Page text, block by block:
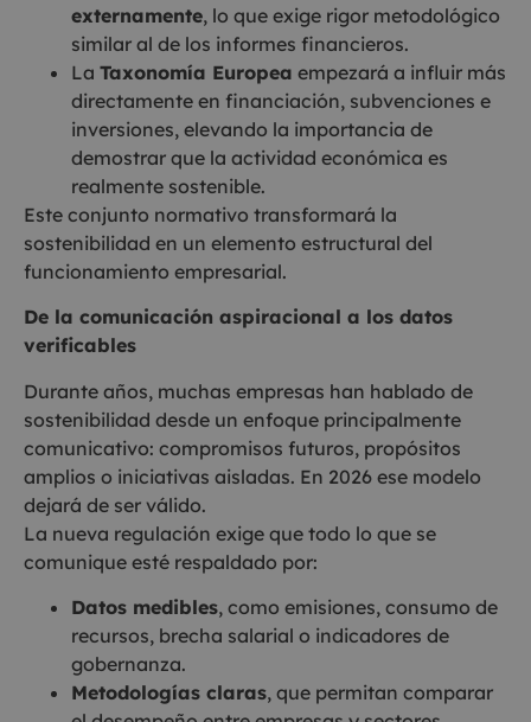
externamente, lo que exige rigor metodológico
similar al de los informes financieros.
La Taxonomía Europea empezará a influir más
directamente en financiación, subvenciones e
inversiones, elevando la importancia de
demostrar que la actividad económica es
realmente sostenible.
Este conjunto normativo transformará la
sostenibilidad en un elemento estructural del
funcionamiento empresarial.
De la comunicación aspiracional a los datos
verificables
Durante años, muchas empresas han hablado de
sostenibilidad desde un enfoque principalmente
comunicativo: compromisos futuros, propósitos
amplios o iniciativas aisladas. En 2026 ese modelo
dejará de ser válido.
La nueva regulación exige que todo lo que se
comunique esté respaldado por:
Datos medibles, como emisiones, consumo de
recursos, brecha salarial o indicadores de
gobernanza.
Metodologías claras, que permitan comparar